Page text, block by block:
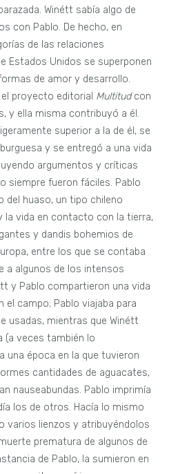
Winétt sabía algo de
con Pablo. De hecho, en
de las relaciones
Estados Unidos se superponen
de amor y desarrollo.
proyecto editorial Multitudcon
y ella misma contribuyó a él.
superior a la de él, se
y se entregó a una vida
argumentos y críticas
siempre fueron fáciles. Pablo
del huaso, un tipo chileno
la vida en contacto con la tierra,
y dandis bohemios de
entre los que se contaba
a algunos de los intensos
y Pablo compartieron una vida
el campo; Pablo viajaba para
usadas, mientras que Winétt
(a veces también lo
una época en la que tuvieron
cantidades de aguacates,
nauseabundas. Pablo imprimía
los de otros. Hacía lo mismo
varios lienzos y atribuyéndolos
prematura de algunos de
de Pablo, la sumieron en